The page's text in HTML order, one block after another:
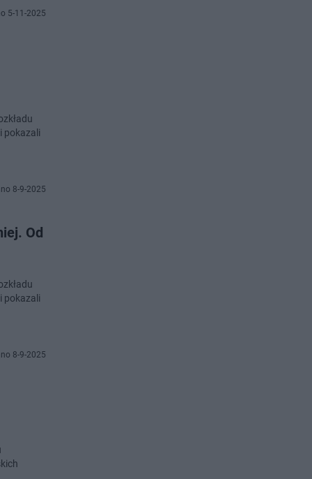
5-11-2025
pokazali
8-9-2025
Od
pokazali
8-9-2025